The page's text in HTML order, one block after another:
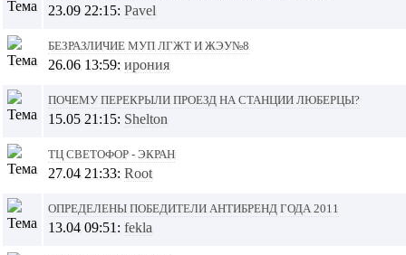
23.09 22:15: Pavel
безразличие МУП ЛГЖТ и ЖЭУ№8
26.06 13:59: ирония
Почему перекрыли проезд на станции Люберцы?
15.05 21:15: Shelton
тц Светофор - Экран
27.04 21:33: Root
Определены победители Антибренд года 2011
13.04 09:51: fekla